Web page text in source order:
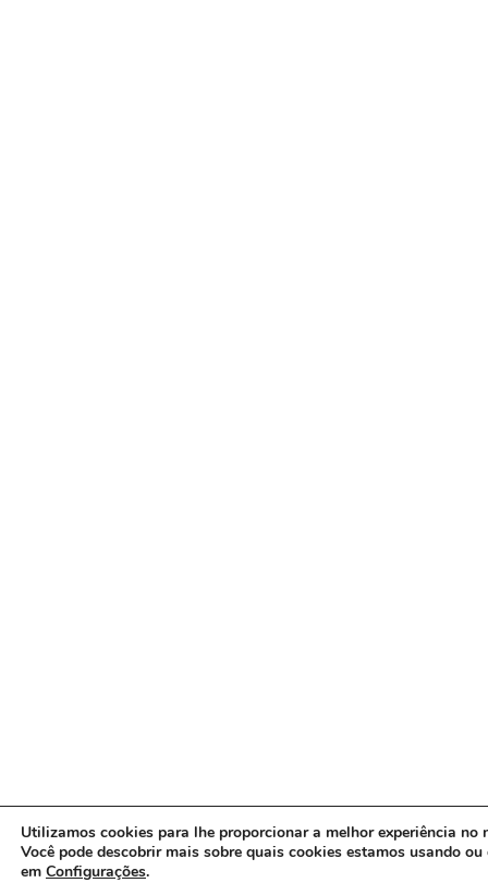
Utilizamos cookies para lhe proporcionar a melhor experiência no
Você pode descobrir mais sobre quais cookies estamos usando
em Configurações.